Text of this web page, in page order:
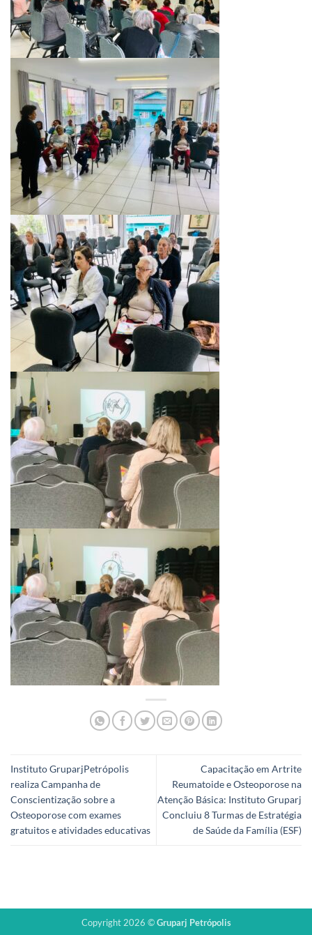
Instituto GruparjPetrópolis
realiza Campanha de
Conscientização sobre a
Osteoporose com exames
gratuitos e atividades educativas
Capacitação em Artrite
Reumatoide e Osteoporose na
Atenção Básica: Instituto Gruparj
Concluiu 8 Turmas de Estratégia
de Saúde da Família (ESF)
Copyright 2026 ©Gruparj Petrópolis